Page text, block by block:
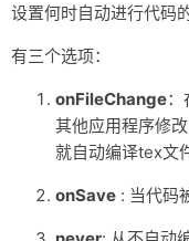
        {
            "tools": [
            ]
        },
        {
"name":
"tools":
设置何时自动进行代码
有三个选项：
onFileChange
其他应用程序修
就自动编译tex文
onSave : 当代码